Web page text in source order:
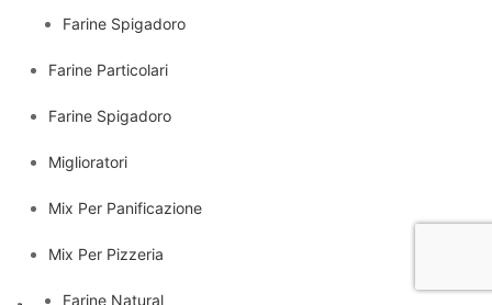
Farine Spigadoro
Farine Particolari
Farine Spigadoro
Miglioratori
Mix Per Panificazione
Mix Per Pizzeria
Farine Natural